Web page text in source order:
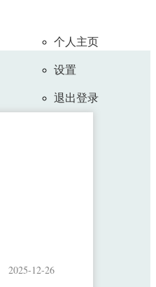
个人主页
设置
退出登录
2025-12-26